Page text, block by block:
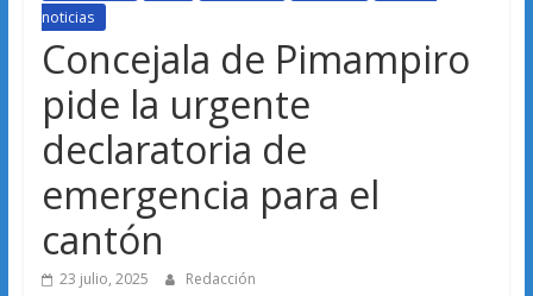
noticias
Concejala de Pimampiro
pide la urgente
declaratoria de
emergencia para el
cantón
23 julio, 2025 Redacción